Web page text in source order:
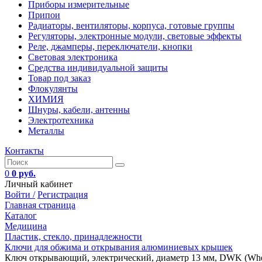
Приборы измерительные
Припои
Радиаторы, вентиляторы, корпуса, готовые группы
Регуляторы, электронные модули, световые эффекты
Реле, джамперы, переключатели, кнопки
Световая электроника
Средства индивидуальной защиты
Товар под заказ
Флокулянты
ХИМИЯ
Шнуры, кабели, антенны
Электротехника
Металлы
Контакты
0 0 руб.
Личный кабинет
Войти / Регистрация
Главная страница
Каталог
Медицина
Пластик, стекло, принадлежности
Ключи для обжима и открывания алюминиевых крышек
Ключ открывающий, электрический, диаметр 13 мм, DWK